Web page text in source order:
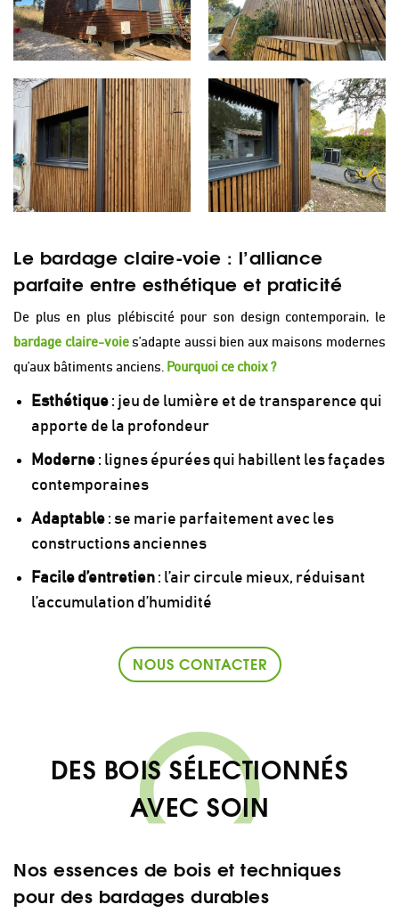
Le bardage claire-voie : l’alliance
parfaite entre esthétique et praticité
De plus en plus plébiscité pour son design contemporain, le
bardage claire-voies’adapte aussi bien aux maisons modernes
qu’aux bâtiments anciens.
Pourquoi ce choix ?
Esthétique : jeu de lumière et de transparence qui
apporte de la profondeur
Moderne : lignes épurées qui habillent les façades
contemporaines
Adaptable : se marie parfaitement avec les
constructions anciennes
Facile d’entretien : l’air circule mieux, réduisant
l’accumulation d’humidité
NOUS CONTACTER
DES BOIS SÉLECTIONNÉS
AVEC SOIN
Nos essences de bois et techniques
pour des bardages durables